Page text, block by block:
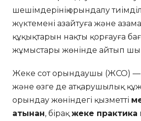
шешімдерінің орындалу
жүктемені азайтуға және
құқықтарын нақты қорғауға
жұмыстары жөнінде айтып
Жеке сот орындаушы (ЖСО) —
және өзге де атқарушылық
орындау жөніндегі қызметті
атынан, бірақ жеке практика